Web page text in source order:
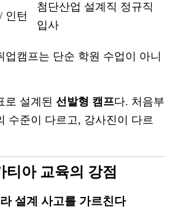
인턴
첨단산업 설계직 정규직
입사
캠프는 단순 학원 수업이 아니
로 설계된 선발형 캠프다. 처음부
수준이 다르고, 강사진이 다르
티아 교육의 강점
설계 사고를 가르친다